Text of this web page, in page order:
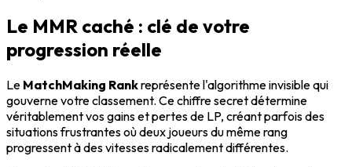
Le MMR caché : clé de votre
progression réelle
Le MatchMaking Rankreprésente l'algorithme invisible qui
gouverne votre classement. Ce chiffre secret détermine
véritablement vos gains et pertes de LP, créant parfois des
situations frustrantes où deux joueurs du même rang
progressent à des vitesses radicalement différentes.